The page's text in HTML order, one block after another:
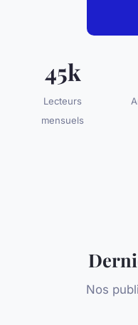
45k
Lecteurs
mensuels
Nos